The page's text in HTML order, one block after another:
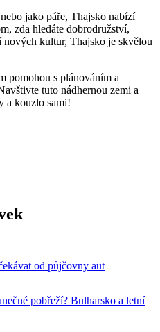
jako páře, Thajsko nabízí
zda hledáte dobrodružství,
kultur, Thajsko je skvělou
pomohou s plánováním a
tuto nádhernou zemi a
a kouzlo sami!
od půjčovny aut
pobřeží? Bulharsko a letní